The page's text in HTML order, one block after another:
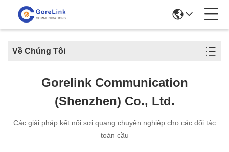
Về Chúng Tôi
Gorelink Communication
(Shenzhen) Co., Ltd.
Các giải pháp kết nối sợi quang chuyên nghiệp cho các đối tác
toàn cầu